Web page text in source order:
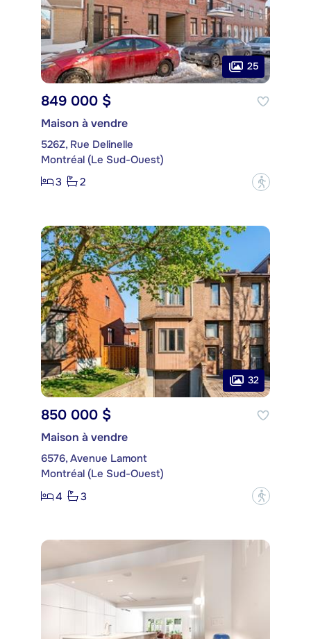
25
849 000 $
Maison à vendre
526Z, Rue Delinelle
Montréal (Le Sud-Ouest)
3
2 ?
32
850 000 $
Maison à vendre
6576, Avenue Lamont
Montréal (Le Sud-Ouest)
4
3 ?